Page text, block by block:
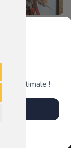
optimale !